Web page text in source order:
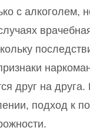
с алкоголем,
друг на друга.
подход к